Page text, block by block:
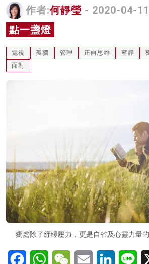
名家榜
灼見活動
關於我們
作者:何靜瑩 - 2020-04-11
點一盞燈
電視 孤獨 管理 正向思維 寧靜
面對
獨處除了紓緩壓力，更是自省及心靈力量
FacebookWhatsAppWeChatEmail LinkedIn